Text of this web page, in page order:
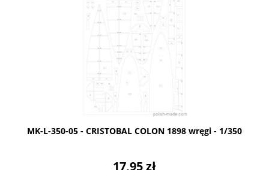
MK-L-350-05 - CRISTOBAL COLON 1898 wręgi - 1/350
17,95 zł